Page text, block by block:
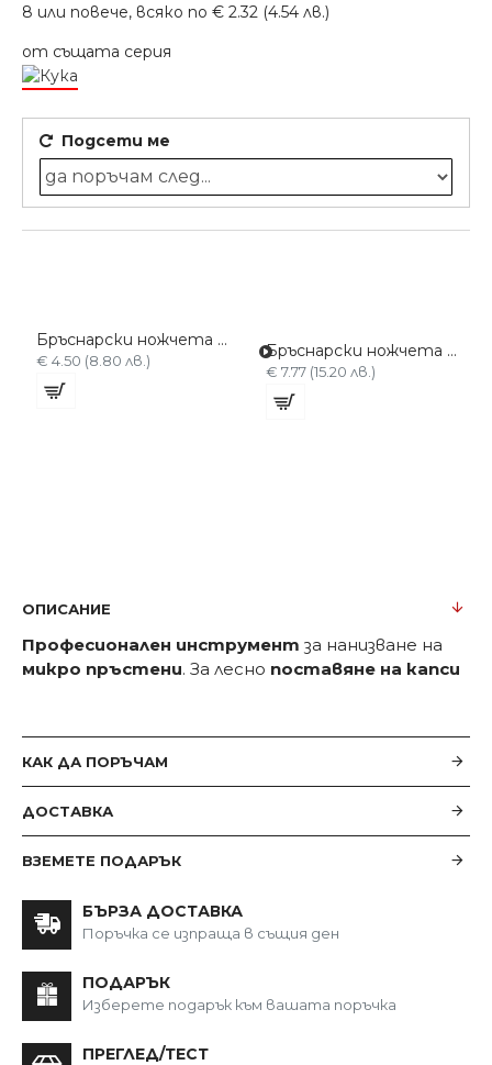
8 или повече, всяко по € 2.32 (4.54 лв.)
от същата серия
Подсети ме
Бръснарски ножчета LORD Professional 100 бр
€ 4.50 (8.80 лв.) Бръснарски ножчета perma sharp 100
€ 7.77 (15.20 лв.)
ОПИСАНИЕ
Професионален инструмент за нанизване на
микро пръстени. За лесно поставяне на капси
КАК ДА ПОРЪЧАМ
ДОСТАВКА
ВЗЕМЕТЕ ПОДАРЪК
БЪРЗА ДОСТАВКА
Поръчка се изпраща в същия ден
ПОДАРЪК
Изберете подарък към вашата поръчка
ПРЕГЛЕД/ТЕСТ